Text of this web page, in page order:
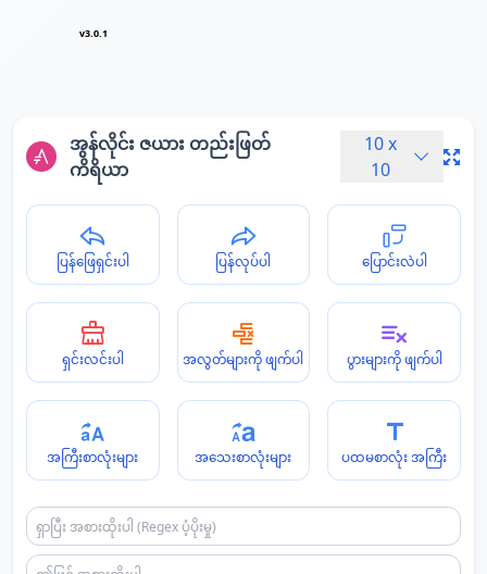
v3.0.1
အွန်လိုင်း ဇယား တည်းဖြတ်
ကိရိယာ
10x
10
ပြန်ဖြေရှင်းပါ ပြန်လုပ်ပါ ပြောင်းလဲပါ
ရှင်းလင်းပါ အလွတ်များကို ဖျက်ပါ ပွားများကို ဖျက်ပါ
အကြီးစာလုံးများ အသေးစာလုံးများ ပထမစာလုံး အကြီး